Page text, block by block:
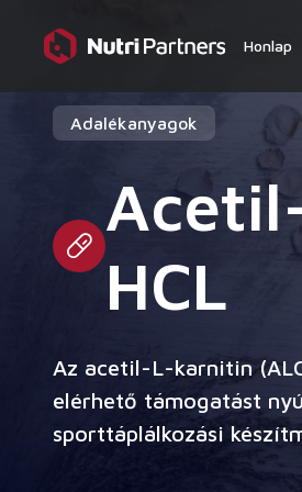
Honlap
Adalékanyagok
HCL
Az acetil-L-karnitin
elérhető támogatást
sporttáplálkozási